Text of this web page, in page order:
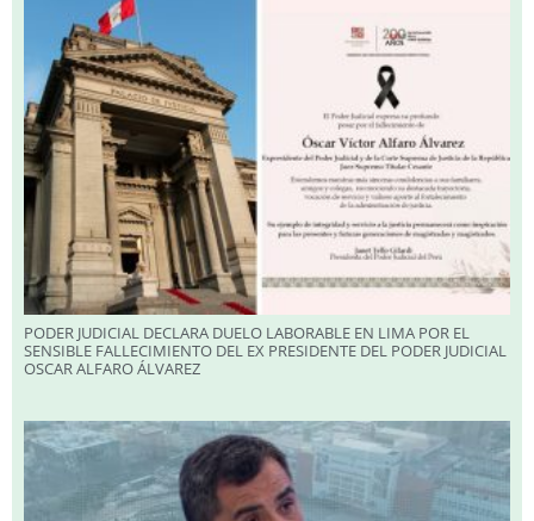
PODER JUDICIAL DECLARA DUELO LABORABLE EN LIMA POR EL
SENSIBLE FALLECIMIENTO DEL EX PRESIDENTE DEL PODER JUDICIAL
OSCAR ALFARO ÁLVAREZ